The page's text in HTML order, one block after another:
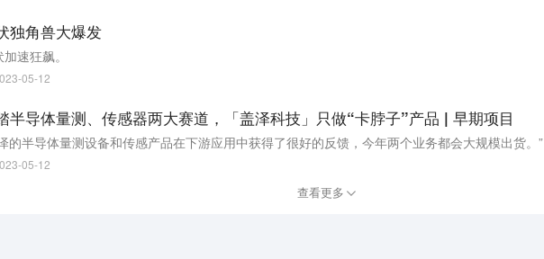
独角兽大爆发
速狂飙。
05-12
半导体量测、传感器两大赛道，「盖泽科技」只做“卡脖子”产品 | 早期项目
的半导体量测设备和传感产品在下游应用中获得了很好的反馈，今年两个业务都会大规模出货。”
05-12
查看更多